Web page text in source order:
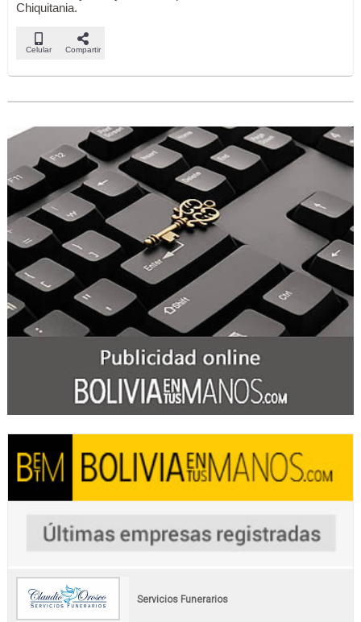
Chiquitania.
Celular Compartir
Servicios Funerarios